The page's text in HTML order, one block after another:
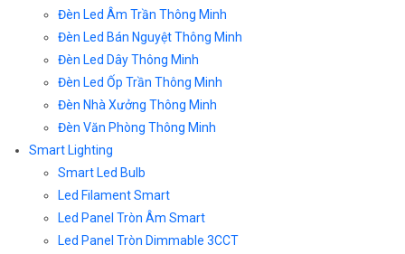
Đèn Led Âm Trần Thông Minh
Đèn Led Bán Nguyệt Thông Minh
Đèn Led Dây Thông Minh
Đèn Led Ốp Trần Thông Minh
Đèn Nhà Xưởng Thông Minh
Đèn Văn Phòng Thông Minh
Smart Lighting
Smart Led Bulb
Led Filament Smart
Led Panel Tròn Âm Smart
Led Panel Tròn Dimmable 3CCT